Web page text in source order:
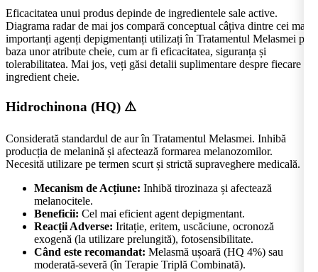
Eficacitatea unui produs depinde de ingredientele sale active.
Diagrama radar de mai jos compară conceptual câțiva dintre cei mai
importanți agenți depigmentanți utilizați în Tratamentul Melasmei pe
baza unor atribute cheie, cum ar fi eficacitatea, siguranța și
tolerabilitatea. Mai jos, veți găsi detalii suplimentare despre fiecare
ingredient cheie.
Hidrochinona (HQ) ⚠️
Considerată standardul de aur în Tratamentul Melasmei. Inhibă
producția de melanină și afectează formarea melanozomilor.
Necesită utilizare pe termen scurt și strictă supraveghere medicală.
Mecanism de Acțiune: Inhibă tirozinaza și afectează
melanocitele.
Beneficii: Cel mai eficient agent depigmentant.
Reacții Adverse: Iritație, eritem, uscăciune, ocronoză
exogenă (la utilizare prelungită), fotosensibilitate.
Când este recomandat: Melasmă ușoară (HQ 4%) sau
moderată-severă (în Terapie Triplă Combinată).